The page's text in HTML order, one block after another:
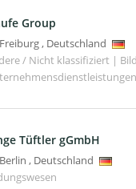
Group
Freiburg, Deutschland
/ Nicht klassifiziert |
Tüftler gGmbH
Berlin , Deutschland